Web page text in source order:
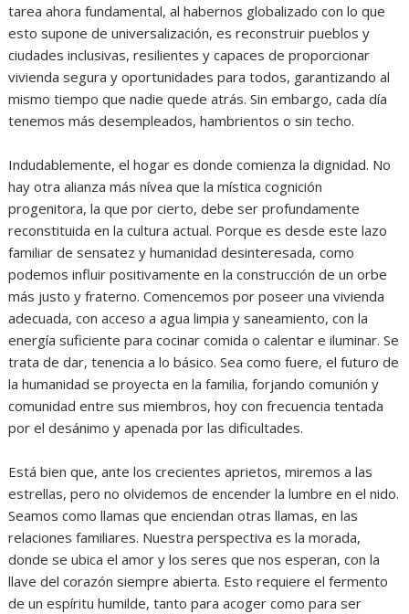
tarea ahora fundamental, al habernos globalizado con lo que
esto supone de universalización, es reconstruir pueblos y
ciudades inclusivas, resilientes y capaces de proporcionar
vivienda segura y oportunidades para todos, garantizando al
mismo tiempo que nadie quede atrás. Sin embargo, cada día
tenemos más desempleados, hambrientos o sin techo.
Indudablemente, el hogar es donde comienza la dignidad. No
hay otra alianza más nívea que la mística cognición
progenitora, la que por cierto, debe ser profundamente
reconstituida en la cultura actual. Porque es desde este lazo
familiar de sensatez y humanidad desinteresada, como
podemos influir positivamente en la construcción de un orbe
más justo y fraterno. Comencemos por poseer una vivienda
adecuada, con acceso a agua limpia y saneamiento, con la
energía suficiente para cocinar comida o calentar e iluminar. Se
trata de dar, tenencia a lo básico. Sea como fuere, el futuro de
la humanidad se proyecta en la familia, forjando comunión y
comunidad entre sus miembros, hoy con frecuencia tentada
por el desánimo y apenada por las dificultades.
Está bien que, ante los crecientes aprietos, miremos a las
estrellas, pero no olvidemos de encender la lumbre en el nido.
Seamos como llamas que enciendan otras llamas, en las
relaciones familiares. Nuestra perspectiva es la morada,
donde se ubica el amor y los seres que nos esperan, con la
llave del corazón siempre abierta. Esto requiere el fermento
de un espíritu humilde, tanto para acoger como para ser